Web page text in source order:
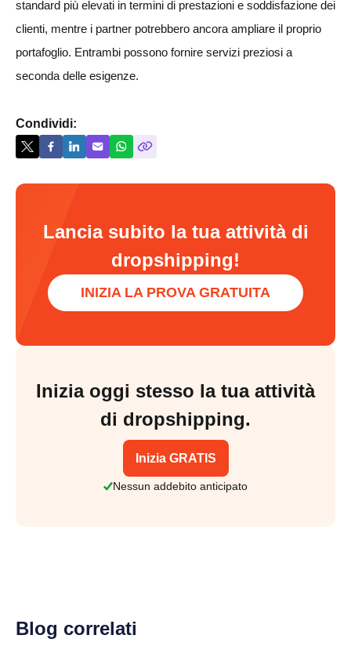
standard più elevati in termini di prestazioni e soddisfazione dei
clienti, mentre i partner potrebbero ancora ampliare il proprio
portafoglio. Entrambi possono fornire servizi preziosi a
seconda delle esigenze.
Condividi:
Lancia subito la tua attività di
dropshipping!
INIZIA LA PROVA GRATUITA
Inizia oggi stesso la tua attività
di dropshipping.
Inizia GRATIS
Nessun addebito anticipato
Blog correlati